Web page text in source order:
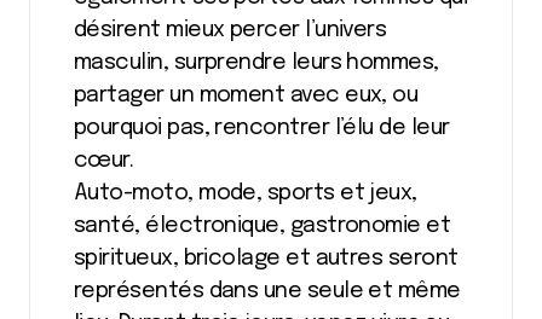
désirent mieux percer l’univers
masculin, surprendre leurs hommes,
partager un moment avec eux, ou
pourquoi pas, rencontrer l’élu de leur
cœur.
Auto-moto, mode, sports et jeux,
santé, électronique, gastronomie et
spiritueux, bricolage et autres seront
représentés dans une seule et même